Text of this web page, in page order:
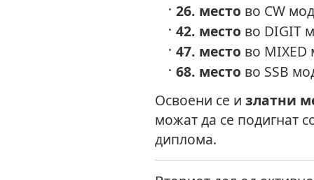
26. место во CW
42. место во DIGIT
47. место во MIXED
68. место во SSB
Освоени се и златни
можат да се подигнат
диплома.